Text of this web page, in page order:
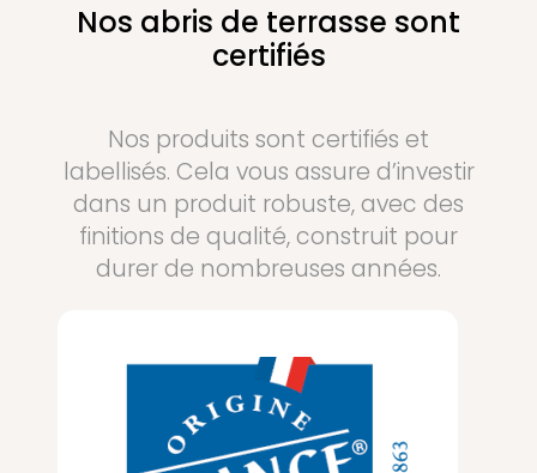
Nos abris de terrasse sont
certifiés
Nos produits sont certifiés et
labellisés. Cela vous assure d’investir
dans un produit robuste, avec des
finitions de qualité, construit pour
durer de nombreuses années.